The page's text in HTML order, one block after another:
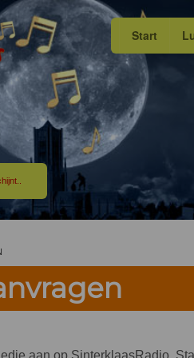
Start
aan op SinterklaasRadio.